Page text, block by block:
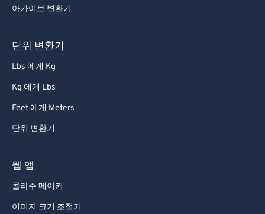
아카이브 변환기
단위 변환기
Lbs 에게 Kg
Kg 에게 Lbs
Feet 에게 Meters
단위 변환기
웹 앱
콜라주 메이커
이미지 크기 조절기